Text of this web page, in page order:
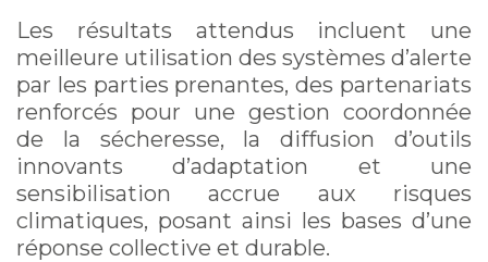
Les résultats attendus incluent une
meilleure utilisation des systèmes d’alerte
par les parties prenantes, des partenariats
renforcés pour une gestion coordonnée
de la sécheresse, la diffusion d’outils
innovants d’adaptation et une
sensibilisation accrue aux risques
climatiques, posant ainsi les bases d’une
réponse collective et durable.